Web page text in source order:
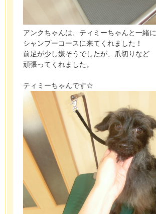
アンクちゃんは、ティミーちゃんと一緒に
シャンプーコースに来てくれました！
前足が少し嫌そうでしたが、爪切りなど
頑張ってくれました。
ティミーちゃんです☆